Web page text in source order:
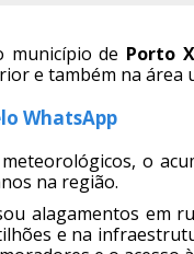
município de Porto
e também na área
WhatsApp
o
na região.
alagamentos em
e na